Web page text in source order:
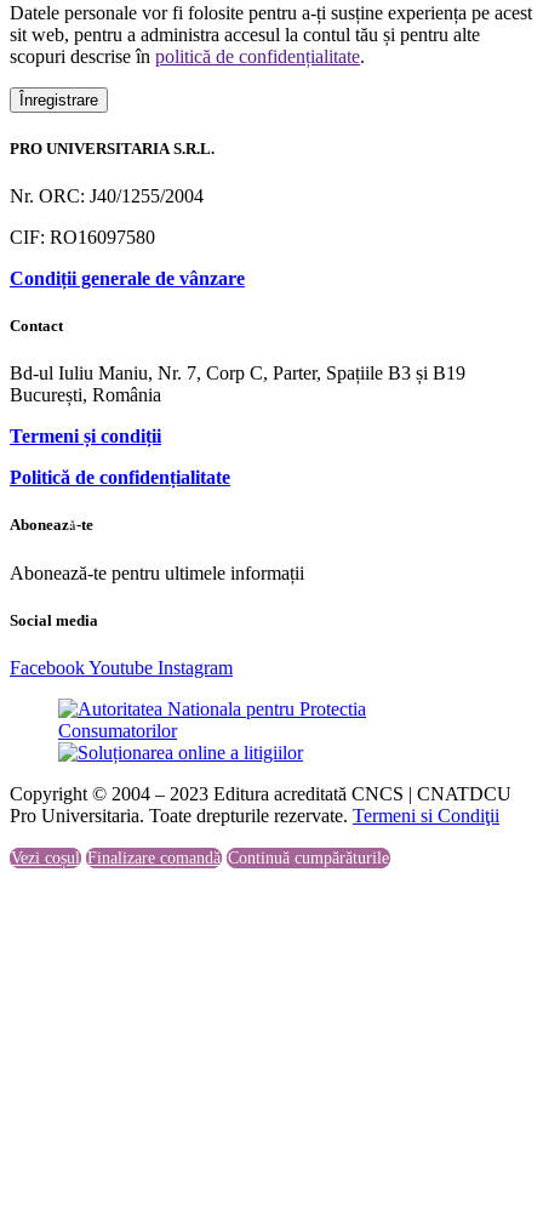
Datele personale vor fi folosite pentru a-ți susține experiența pe acest
sit web, pentru a administra accesul la contul tău și pentru alte
scopuri descrise în politică de confidențialitate.
Înregistrare
PRO UNIVERSITARIA S.R.L.
Nr. ORC: J40/1255/2004
CIF: RO16097580
Condiții generale de vânzare
Contact
Bd-ul Iuliu Maniu, Nr. 7, Corp C, Parter, Spațiile B3 și B19
București, România
Termeni și condiții
Politică de confidențialitate
Abonează-te
Abonează-te pentru ultimele informații
Social media
FacebookYoutube Instagram
Copyright © 2004 – 2023 Editura acreditată CNCS | CNATDCU
Pro Universitaria. Toate drepturile rezervate. Termeni si Condiţii
Vezi coșul Finalizare comandă Continuă cumpărăturile